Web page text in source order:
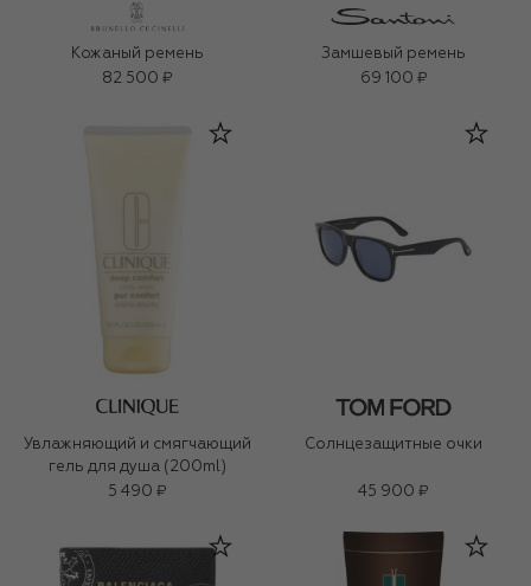
Кожаный ремень
82 500 ₽
Замшевый ремень
69 100 ₽
Увлажняющий и смягчающий
гель для душа (200ml)
5 490 ₽
Солнцезащитные очки
45 900 ₽